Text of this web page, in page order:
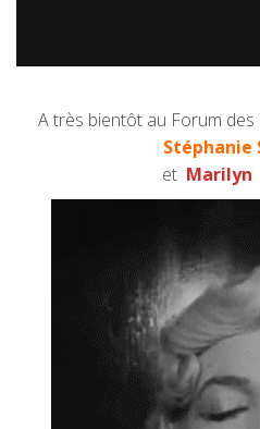
A très bientôt au Forum
Stéphanie
et Marilyn